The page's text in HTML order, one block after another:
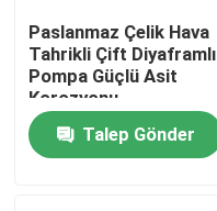
Hakkımızda
Fabrika turu
Paslanmaz Çelik Hava
Tahrikli Çift Diyaframlı
Pompa Güçlü Asit
Korozyonu
Talep Gönder